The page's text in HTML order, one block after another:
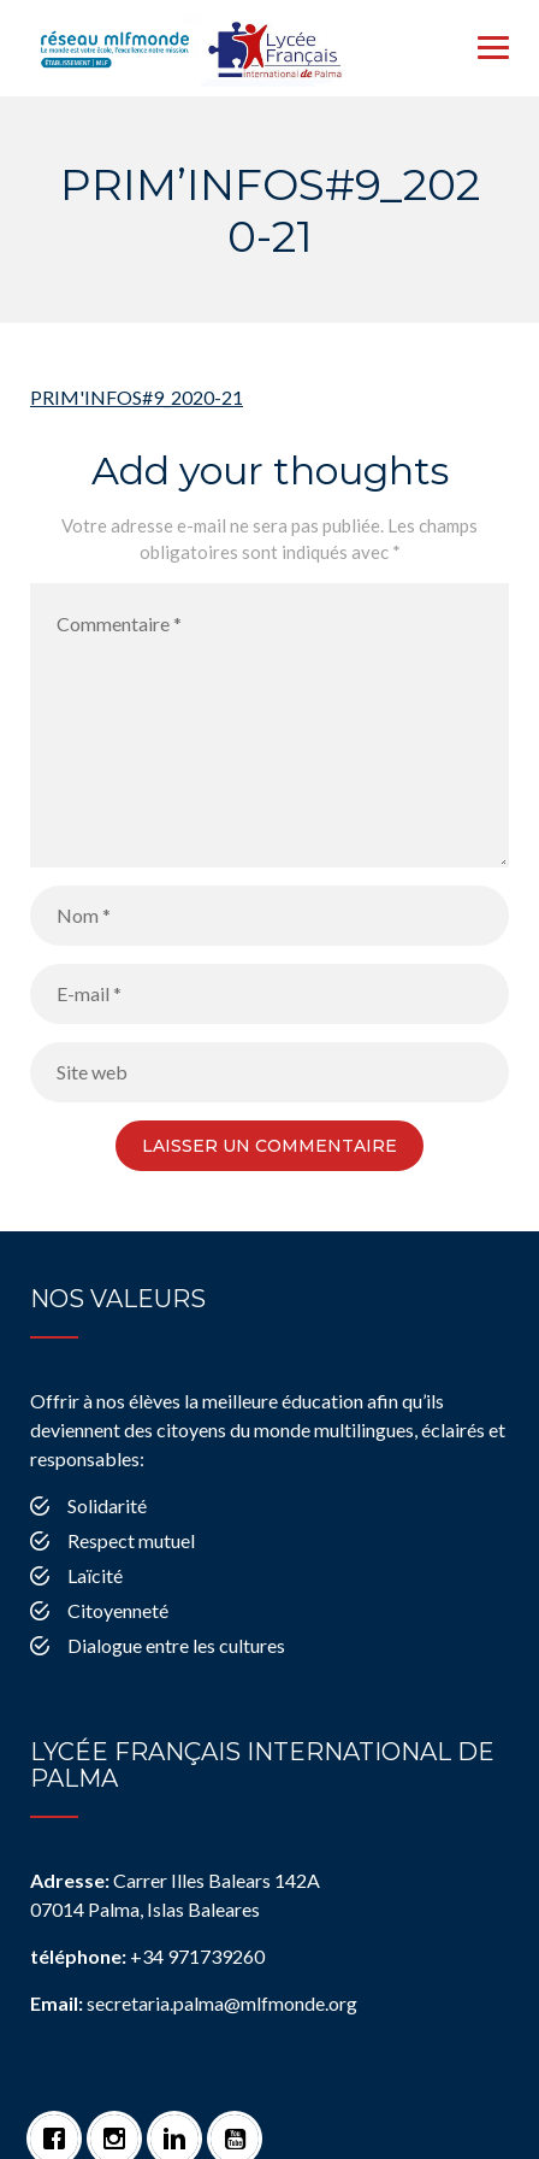
content
PRIM’INFOS#9_202
0-21
PRIM'INFOS#9_2020-21
Add your thoughts
Votre adresse e-mail ne sera pas publiée. Les champs
obligatoires sont indiqués avec *
NOS VALEURS
Offrir à nos élèves la meilleure éducation afin qu’ils
deviennent des citoyens du monde multilingues, éclairés et
responsables:
Solidarité
Respect mutuel
Laïcité
Citoyenneté
Dialogue entre les cultures
LYCÉE FRANÇAIS INTERNATIONAL DE
PALMA
Adresse:Carrer Illes Balears 142A
07014 Palma, Islas Baleares
téléphone: +34 971739260
Email:secretaria.palma@mlfmonde.org